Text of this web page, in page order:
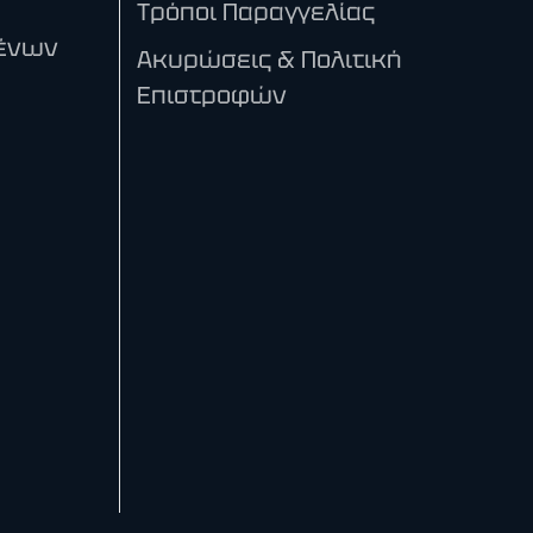
Τρόποι Παραγγελίας
Ακυρώσεις & Πολιτική
Επιστροφών